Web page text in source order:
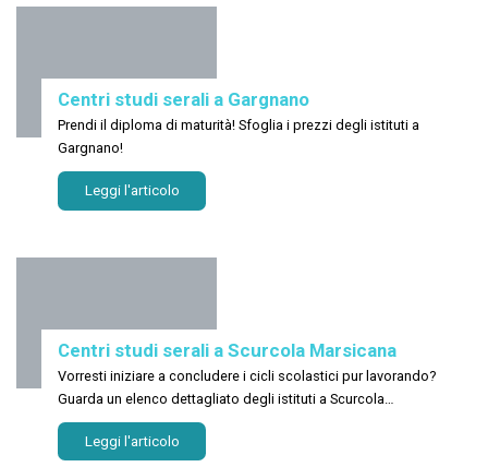
Centri studi serali a Gargnano
Prendi il diploma di maturità! Sfoglia i prezzi degli istituti a
Gargnano!
Leggi l'articolo
Centri studi serali a Scurcola Marsicana
Vorresti iniziare a concludere i cicli scolastici pur lavorando?
Guarda un elenco dettagliato degli istituti a Scurcola
Marsicana!
Leggi l'articolo